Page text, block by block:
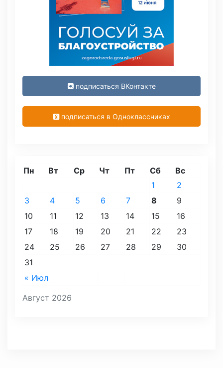
подписаться ВКонтакте
подписаться в Одноклассниках
Август 2026
Пн Вт Ср Чт Пт Сб Вс
« Июл
1
2
3
4 5 6 7 8
9
10
11 12 13 14 15
16
17
18 19 20 21 22
23
24
25 26 27 28 29
30
31